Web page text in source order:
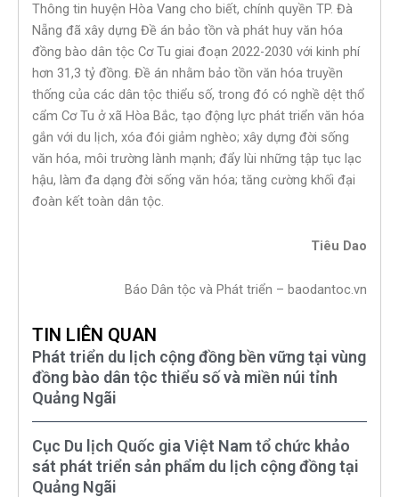
Thông tin huyện Hòa Vang cho biết, chính quyền TP. Đà
Nẵng đã xây dựng Đề án bảo tồn và phát huy văn hóa
đồng bào dân tộc Cơ Tu giai đoạn 2022-2030 với kinh phí
hơn 31,3 tỷ đồng. Đề án nhằm bảo tồn văn hóa truyền
thống của các dân tộc thiểu số, trong đó có nghề dệt thổ
cẩm Cơ Tu ở xã Hòa Bắc, tạo động lực phát triển văn hóa
gắn với du lịch, xóa đói giảm nghèo; xây dựng đời sống
văn hóa, môi trường lành mạnh; đẩy lùi những tập tục lạc
hậu, làm đa dạng đời sống văn hóa; tăng cường khối đại
đoàn kết toàn dân tộc.
Tiêu Dao
Báo Dân tộc và Phát triển – baodantoc.vn
TIN LIÊN QUAN
Phát triển du lịch cộng đồng bền vững tại vùng
đồng bào dân tộc thiểu số và miền núi tỉnh
Quảng Ngãi
Cục Du lịch Quốc gia Việt Nam tổ chức khảo
sát phát triển sản phẩm du lịch cộng đồng tại
Quảng Ngãi